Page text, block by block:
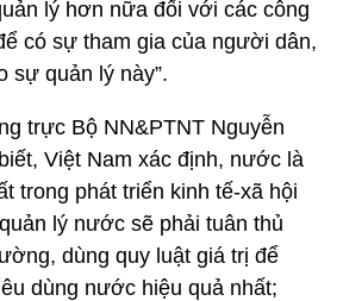
lý hơn nữa đối với các công
có sự tham gia của người dân,
sự quản lý này”.
trực Bộ NN&PTNT Nguyễn
Việt Nam xác định, nước là
trong phát triển kinh tế-xã hội
lý nước sẽ phải tuân thủ
dùng quy luật giá trị để
dùng nước hiệu quả nhất;